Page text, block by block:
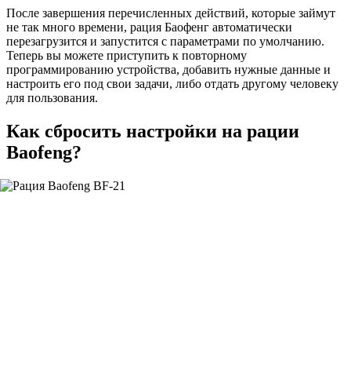
После завершения перечисленных действий, которые займут
не так много времени, рация Баофенг автоматически
перезагрузится и запустится с параметрами по умолчанию.
Теперь вы можете приступить к повторному
программированию устройства, добавить нужные данные и
настроить его под свои задачи, либо отдать другому человеку
для пользования.
Как сбросить настройки на рации
Baofeng?